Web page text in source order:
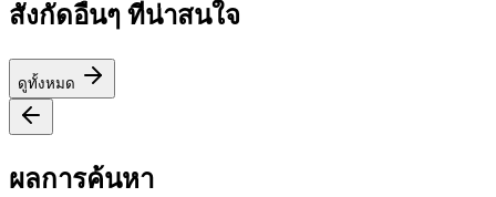
สังกัดอื่นๆ ที่น่าสนใจ
ดูทั้งหมด
ผลการค้นหา